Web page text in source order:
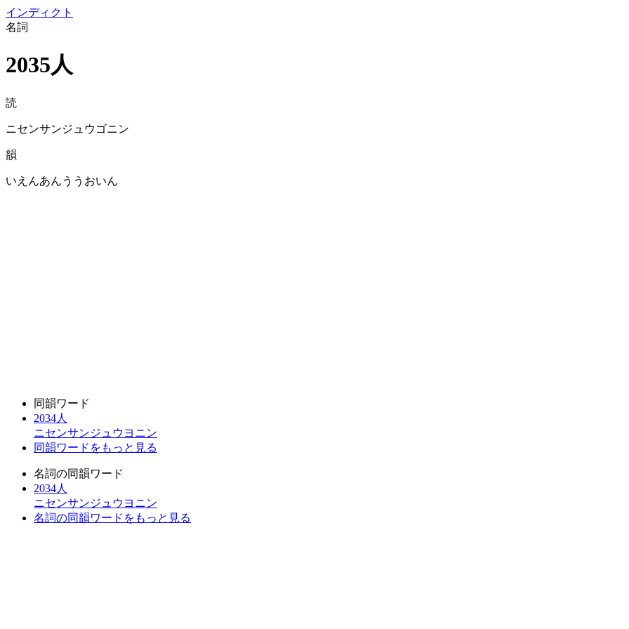
インディクト
名詞
2035人
読
ニセンサンジュウゴニン
韻
いえんあんううおいん
同韻ワード
2034人
ニセンサンジュウヨニン
同韻ワードをもっと見る
名詞の同韻ワード
2034人
ニセンサンジュウヨニン
名詞の同韻ワードをもっと見る